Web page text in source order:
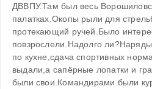
ДВВПУ.Там был весь
палатках.Окопы рыли для
протекающий ручей.Было
повзрослели.Надолго
по кухне,сдача спортивных
выдали,а сапёрные лопатки и
были свои.Командирами были